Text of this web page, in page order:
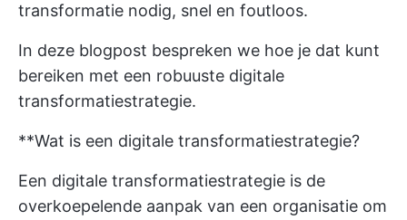
transformatie nodig, snel en foutloos.
In deze blogpost bespreken we hoe je dat kunt
bereiken met een robuuste digitale
transformatiestrategie.
**Wat is een digitale transformatiestrategie?
Een digitale transformatiestrategie is de
overkoepelende aanpak van een organisatie om